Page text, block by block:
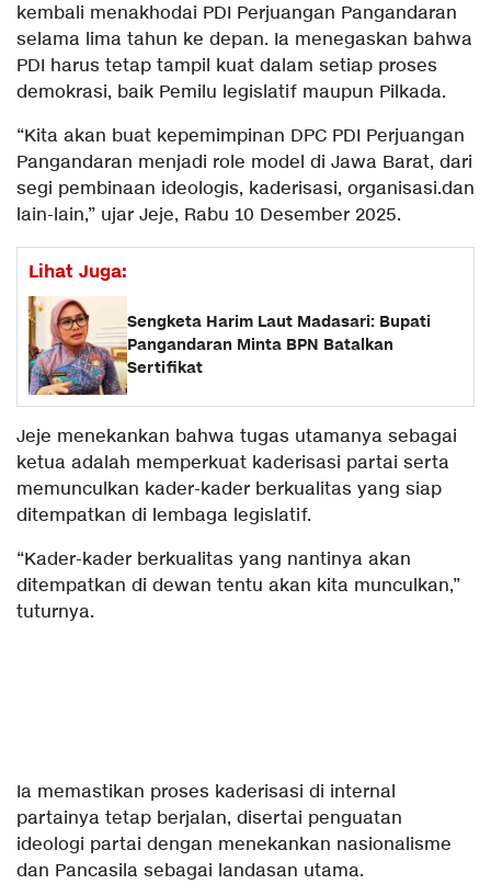
kembali menakhodai PDI Perjuangan Pangandaran
selama lima tahun ke depan. Ia menegaskan bahwa
PDI harus tetap tampil kuat dalam setiap proses
demokrasi, baik Pemilu legislatif maupun Pilkada.
“Kita akan buat kepemimpinan DPC PDI Perjuangan
Pangandaran menjadi role model di Jawa Barat, dari
segi pembinaan ideologis, kaderisasi, organisasi.dan
lain-lain,” ujar Jeje, Rabu 10 Desember 2025.
Lihat Juga:
Sengketa Harim Laut Madasari: Bupati
Pangandaran Minta BPN Batalkan
Sertifikat
Jeje menekankan bahwa tugas utamanya sebagai
ketua adalah memperkuat kaderisasi partai serta
memunculkan kader-kader berkualitas yang siap
ditempatkan di lembaga legislatif.
“Kader-kader berkualitas yang nantinya akan
ditempatkan di dewan tentu akan kita munculkan,”
tuturnya.
Ia memastikan proses kaderisasi di internal
partainya tetap berjalan, disertai penguatan
ideologi partai dengan menekankan nasionalisme
dan Pancasila sebagai landasan utama.